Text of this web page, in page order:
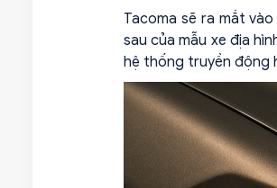
Tacoma sẽ ra mắt
sau của mẫu xe địa
hệ thống truyền động